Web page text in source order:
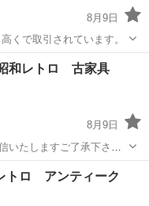
8月9日
くで取引されています。
家電
和レトロ 古家具
8月9日
いたしますご了承下さい
トロ アンティーク